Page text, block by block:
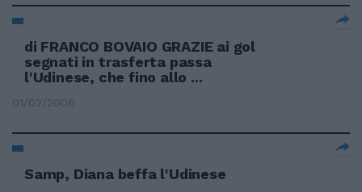
di FRANCO BOVAIO GRAZIE ai gol
segnati in trasferta passa
l'Udinese, che fino allo ...
01/02/2006
Samp, Diana beffa l'Udinese